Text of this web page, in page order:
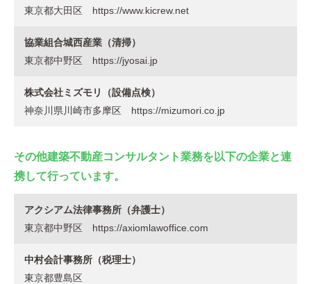
東京都大田区 https://www.kicrew.net
協業組合城西産業（清掃）
東京都中野区 https://jyosai.jp
株式会社ミズモリ（設備点検）
神奈川県川崎市多摩区 https://mizumori.co.jp
その他建築不動産コンサルタント業務を以下の企業と連
携して行っています。
アクシアム法律事務所（弁護士）
東京都中野区 https://axiomlawoffice.com
中村会計事務所（税理士）
東京都豊島区